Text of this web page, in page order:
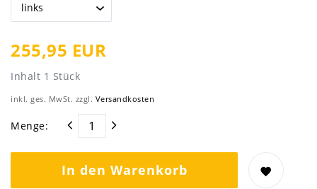
255,95 EUR
Inhalt 1 Stück
inkl. ges. MwSt. zzgl. Versandkosten
Menge:
In den Warenkorb